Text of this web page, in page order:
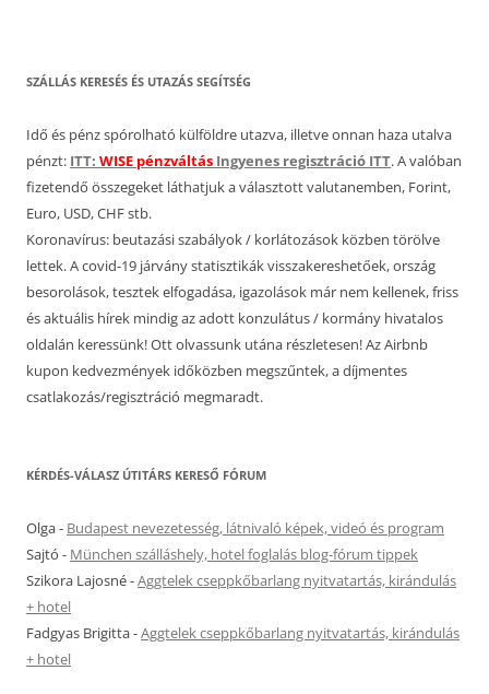
SZÁLLÁS KERESÉS ÉS UTAZÁS SEGÍTSÉG
Idő és pénz spórolható külföldre utazva, illetve onnan haza utalva
pénzt: ITT: WISE pénzváltás Ingyenes regisztráció ITT. A valóban
fizetendő összegeket láthatjuk a választott valutanemben, Forint,
Euro, USD, CHF stb.
Koronavírus: beutazási szabályok / korlátozások közben törölve
lettek. A covid-19 járvány statisztikák visszakereshetőek, ország
besorolások, tesztek elfogadása, igazolások már nem kellenek, friss
és aktuális hírek mindig az adott konzulátus / kormány hivatalos
oldalán keressünk! Ott olvassunk utána részletesen! Az Airbnb
kupon kedvezmények időközben megszűntek, a díjmentes
csatlakozás/regisztráció megmaradt.
KÉRDÉS-VÁLASZ ÚTITÁRS KERESŐ FÓRUM
Olga- Budapest nevezetesség, látnivaló képek, videó és program
Sajtó - München szálláshely, hotel foglalás blog-fórum tippek
Szikora Lajosné-Aggtelek cseppkőbarlang nyitvatartás, kirándulás
+ hotel
Fadgyas Brigitta-Aggtelek cseppkőbarlang nyitvatartás, kirándulás
+ hotel